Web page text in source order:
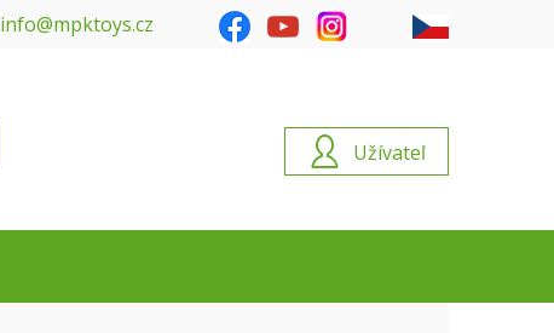
info@mpktoys.cz
Užívateľ